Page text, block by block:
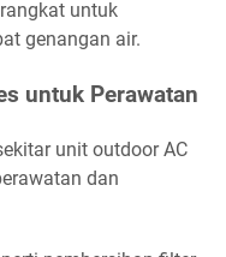
untuk
genangan air.
untuk Perawatan
unit outdoor AC
dan